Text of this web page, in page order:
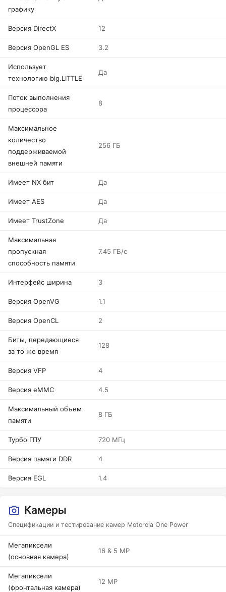
графику
Версия DirectX 12
Версия OpenGL ES 3.2
Использует
технологию big.LITTLE
Да
Поток выполнения
процессора
8
Максимальное
количество
поддерживаемой
внешней памяти
256 ГБ
Имеет NX бит Да
Имеет AES Да
Имеет TrustZone Да
Максимальная
пропускная
способность памяти
7.45 ГБ/с
Интерфейс ширина 3
Версия OpenVG 1.1
Версия OpenCL 2
Биты, передающиеся
за то же время
128
Версия VFP 4
Версия eMMC 4.5
Максимальный объем
памяти
8 ГБ
Турбо ГПУ 720 МГц
Версия памяти DDR 4
Версия EGL 1.4
Камеры
Спецификации и тестирование камер Motorola One Power
Мегапиксели
(основная камера)
16 & 5 MP
Мегапиксели
(фронтальная камера)
12 MP